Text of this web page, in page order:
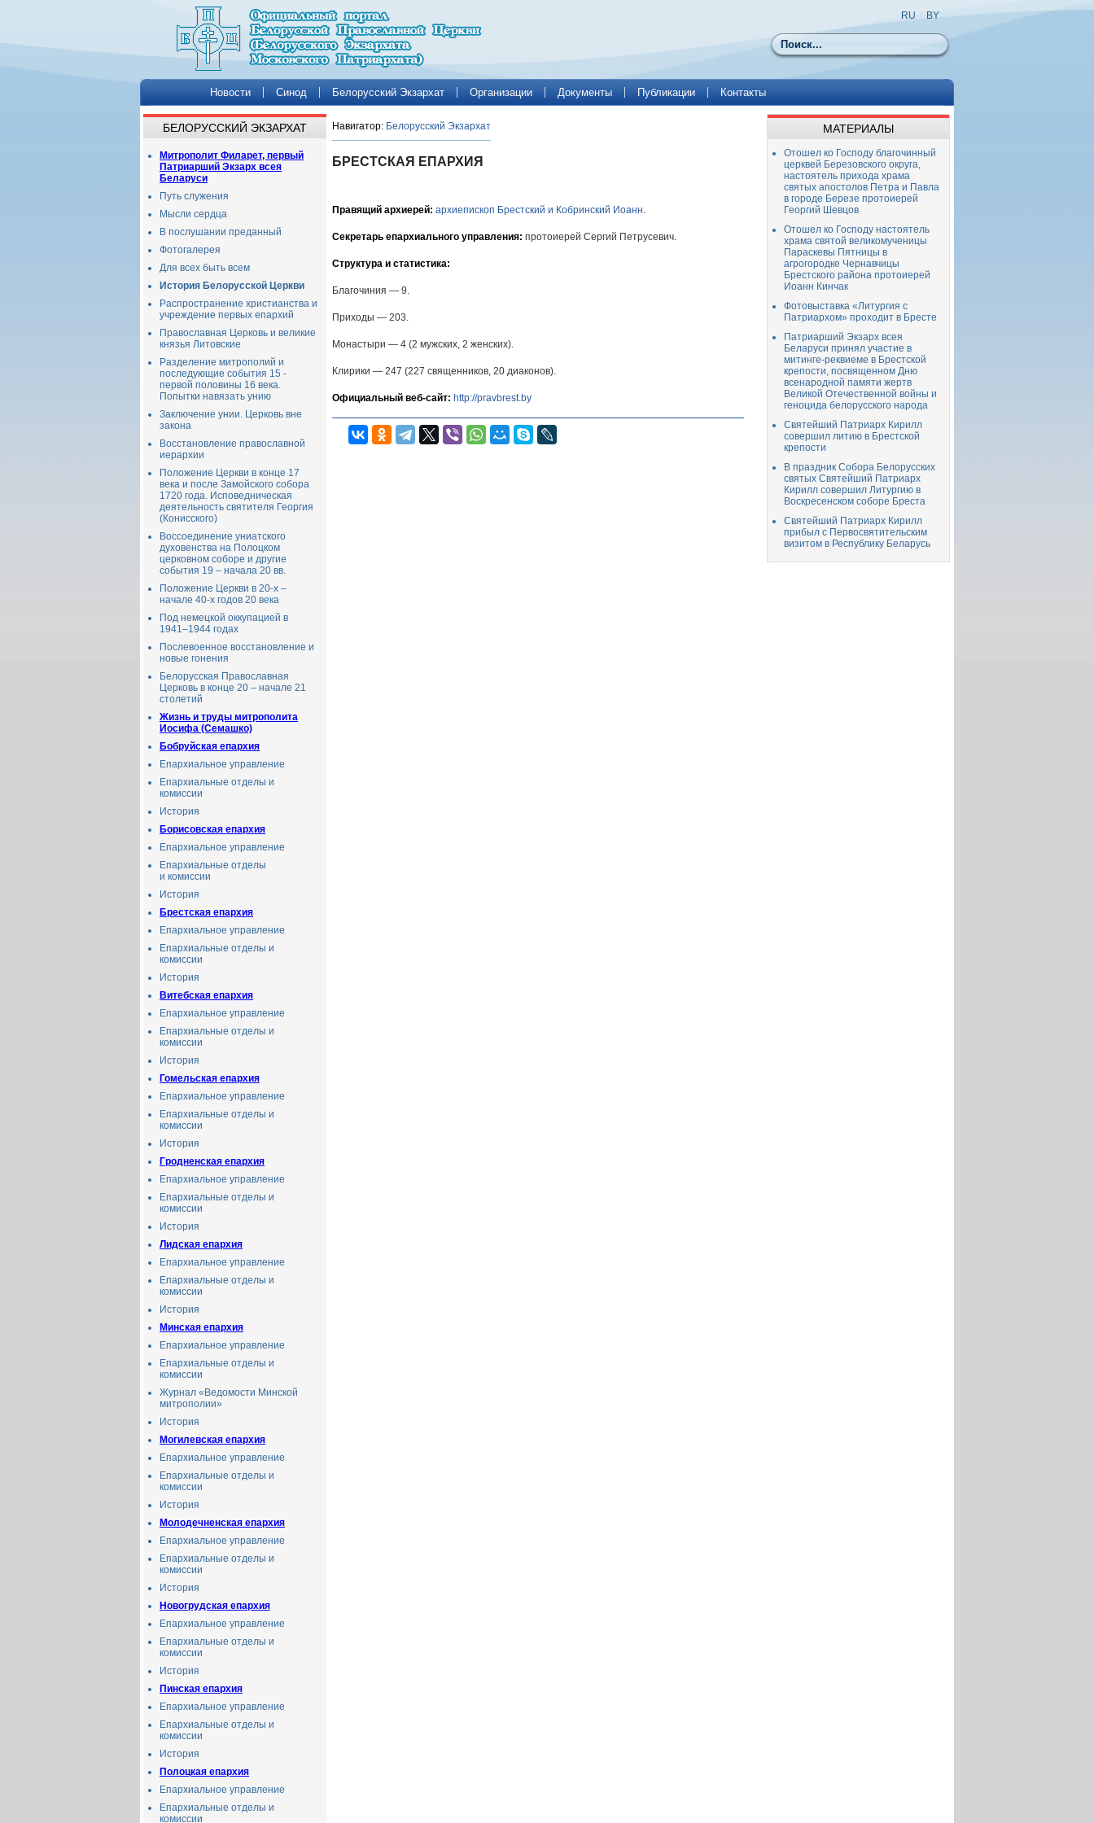
Поиск
RU BY
Новости Синод Белорусский Экзархат Организации Документы Публикации Контакты
БЕЛОРУССКИЙ ЭКЗАРХАТ
Митрополит Филарет, первый
Патриарший Экзарх всея
Беларуси
Путь служения
Мысли сердца
В послушании преданный
Фотогалерея
Для всех быть всем
История Белорусской Церкви
Распространение христианства и
учреждение первых епархий
Православная Церковь и великие
князья Литовские
Разделение митрополий и
последующие события 15 -
первой половины 16 века.
Попытки навязать унию
Заключение унии. Церковь вне
закона
Восстановление православной
иерархии
Положение Церкви в конце 17
века и после Замойского собора
1720 года. Исповедническая
деятельность святителя Георгия
(Конисского)
Воссоединение униатского
духовенства на Полоцком
церковном соборе и другие
события 19 – начала 20 вв.
Положение Церкви в 20-х –
начале 40-х годов 20 века
Под немецкой оккупацией в
1941–1944 годах
Послевоенное восстановление и
новые гонения
Белорусская Православная
Церковь в конце 20 – начале 21
столетий
Жизнь и труды митрополита
Иосифа (Семашко)
Бобруйская епархия
Епархиальное управление
Епархиальные отделы и
комиссии
История
Борисовская епархия
Епархиальное управление
Епархиальные отделы
и комиссии
История
Брестская епархия
Епархиальное управление
Епархиальные отделы и
комиссии
История
Витебская епархия
Епархиальное управление
Епархиальные отделы и
комиссии
История
Гомельская епархия
Епархиальное управление
Епархиальные отделы и
комиссии
История
Гродненская епархия
Епархиальное управление
Епархиальные отделы и
комиссии
История
Лидская епархия
Епархиальное управление
Епархиальные отделы и
комиссии
История
Минская епархия
Епархиальное управление
Епархиальные отделы и
комиссии
Журнал «Ведомости Минской
митрополии»
История
Могилевская епархия
Епархиальное управление
Епархиальные отделы и
комиссии
История
Молодечненская епархия
Епархиальное управлениe
Епархиальные отделы и
комиссии
История
Новогрудская епархия
Епархиальное управление
Епархиальные отделы и
комиссии
История
Пинская епархия
Епархиальное управление
Епархиальные отделы и
комиссии
История
Полоцкая епархия
Епархиальное управление
Епархиальные отделы и
комиссии
Навигатор: Белорусский Экзархат
БРЕСТСКАЯ ЕПАРХИЯ
Правящий архиерей: архиепископ Брестский и Кобринский Иоанн.
Секретарь епархиального управления: протоиерей Сергий Петрусевич.
Структура и статистика:
Благочиния — 9.
Приходы — 203.
Монастыри — 4 (2 мужских, 2 женских).
Клирики — 247 (227 священников, 20 диаконов).
Официальный веб-сайт: http://pravbrest.by
МАТЕРИАЛЫ
Отошел ко Господу благочинный
церквей Березовского округа,
настоятель прихода храма
святых апостолов Петра и Павла
в городе Березе протоиерей
Георгий Шевцов
Отошел ко Господу настоятель
храма святой великомученицы
Параскевы Пятницы в
агрогородке Чернавчицы
Брестского района протоиерей
Иоанн Кинчак
Фотовыставка «Литургия с
Патриархом» проходит в Бресте
Патриарший Экзарх всея
Беларуси принял участие в
митинге-реквиеме в Брестской
крепости, посвященном Дню
всенародной памяти жертв
Великой Отечественной войны и
геноцида белорусского народа
Святейший Патриарх Кирилл
совершил литию в Брестской
крепости
В праздник Собора Белорусских
святых Святейший Патриарх
Кирилл совершил Литургию в
Воскресенском соборе Бреста
Святейший Патриарх Кирилл
прибыл с Первосвятительским
визитом в Республику Беларусь